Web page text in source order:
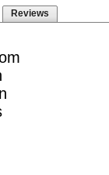
Reviews